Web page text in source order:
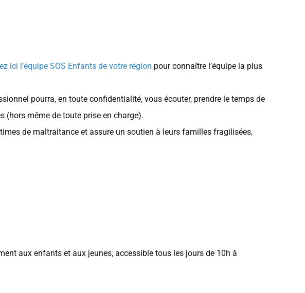
ici l’équipe SOS Enfants de votre région pour connaître l’équipe la plus
pourra, en toute confidentialité, vous écouter, prendre le temps de
(hors même de toute prise en charge).
de maltraitance et assure un soutien à leurs familles fragilisées,
aux enfants et aux jeunes, accessible tous les jours de 10h à